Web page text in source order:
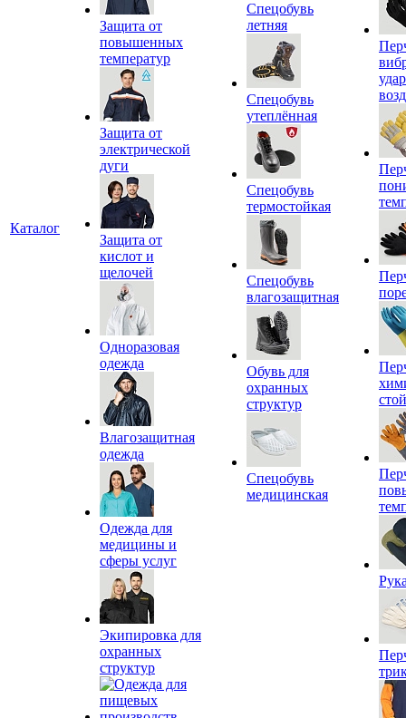
Каталог
Защита от
повышенных
температур
Защита от
электрической
дуги
Защита от
кислот и
щелочей
Одноразовая
одежда
Влагозащитная
одежда
Одежда для
медицины и
сферы услуг
Экипировка для
охранных
структур
Спецобувь
летняя
Спецобувь
утеплённая
Спецобувь
термостойкая
Спецобувь
влагозащитная
Обувь для
охранных
структур
Спецобувь
медицинская